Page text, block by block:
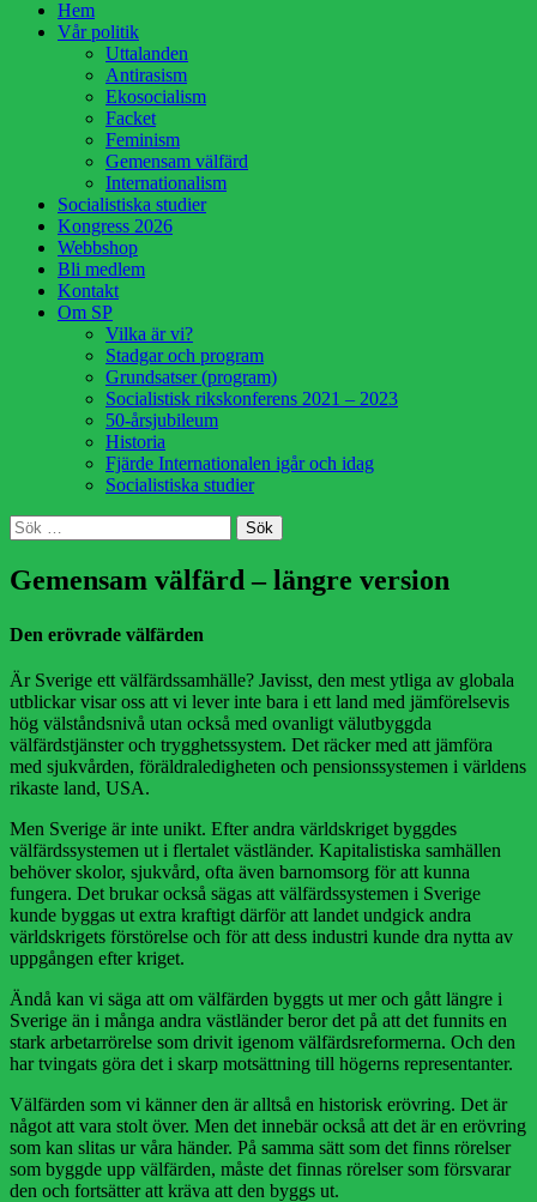
HoppaHem
Vår politik
Uttalanden
Antirasism
Ekosocialism
Facket
Feminism
Gemensam välfärd
Internationalism
Socialistiska studier
Kongress 2026
Webbshop
Bli medlem
Kontakt
Om SP
Vilka är vi?
Stadgar och program
Grundsatser (program)
Socialistisk rikskonferens 2021 – 2023
50-årsjubileum
Historia
Fjärde Internationalen igår och idag
Socialistiska studier
Sök
Sök
efter:
Gemensam välfärd – längre version
Den erövrade välfärden
Är Sverige ett välfärdssamhälle? Javisst, den mest ytliga av globala
utblickar visar oss att vi lever inte bara i ett land med jämförelsevis
hög välståndsnivå utan också med ovanligt välutbyggda
välfärdstjänster och trygghetssystem. Det räcker med att jämföra
med sjukvården, föräldraledigheten och pensionssystemen i världens
rikaste land, USA.
Men Sverige är inte unikt. Efter andra världskriget byggdes
välfärdssystemen ut i flertalet västländer. Kapitalistiska samhällen
behöver skolor, sjukvård, ofta även barnomsorg för att kunna
fungera. Det brukar också sägas att välfärdssystemen i Sverige
kunde byggas ut extra kraftigt därför att landet undgick andra
världskrigets förstörelse och för att dess industri kunde dra nytta av
uppgången efter kriget.
Ändå kan vi säga att om välfärden byggts ut mer och gått längre i
Sverige än i många andra västländer beror det på att det funnits en
stark arbetarrörelse som drivit igenom välfärdsreformerna. Och den
har tvingats göra det i skarp motsättning till högerns representanter.
Välfärden som vi känner den är alltså en historisk erövring. Det är
något att vara stolt över. Men det innebär också att det är en erövring
som kan slitas ur våra händer. På samma sätt som det finns rörelser
som byggde upp välfärden, måste det finnas rörelser som försvarar
den och fortsätter att kräva att den byggs ut.